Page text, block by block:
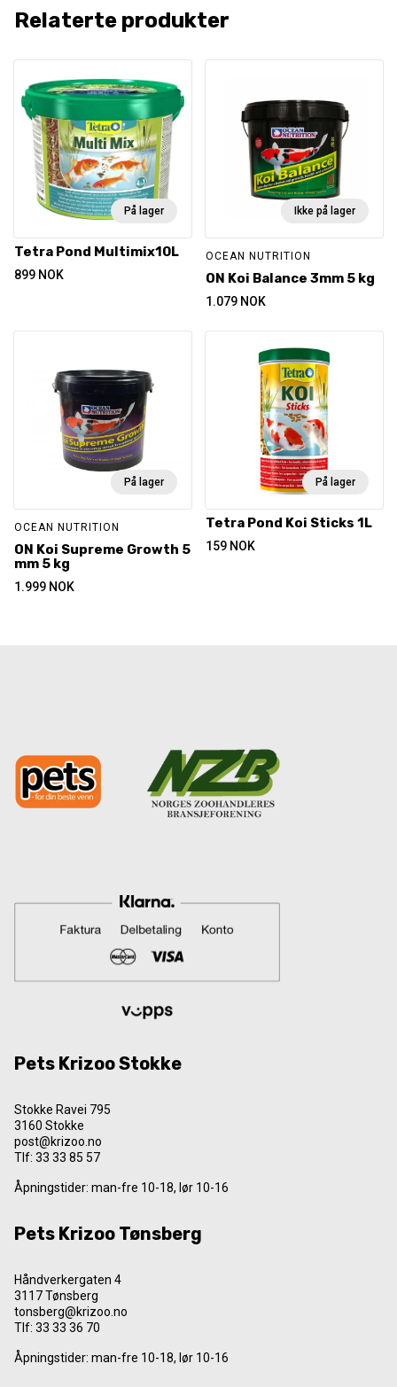
Relaterte produkter
På lager
Tetra Pond Multimix10L
899 NOK
Ikke på lager
OCEAN NUTRITION
ON Koi Balance 3mm 5 kg
1.079 NOK
På lager
OCEAN NUTRITION
ON Koi Supreme Growth 5
mm 5 kg
1.999 NOK
På lager
Tetra Pond Koi Sticks 1L
159 NOK
Pets Krizoo Stokke
Stokke Ravei 795
3160 Stokke
post@krizoo.no
Tlf: 33 33 85 57
Åpningstider: man-fre 10-18, lør 10-16
Pets Krizoo Tønsberg
Håndverkergaten 4
3117 Tønsberg
tonsberg@krizoo.no
Tlf: 33 33 36 70
Åpningstider: man-fre 10-18, lør 10-16